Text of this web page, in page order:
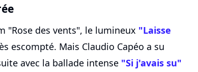
"Rose des vents", le lumineux "Laisse
escompté. Mais Claudio Capéo a su
avec la ballade intense "Si j'avais su"